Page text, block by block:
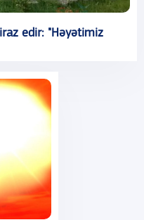
edir: "Həyətimiz